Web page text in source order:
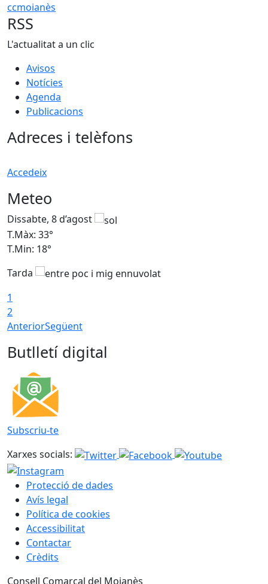
ccmoianès
RSS
L'actualitat a un clic
Avisos
Notícies
Agenda
Publicacions
Adreces i telèfons
Accedeix
Meteo
Dissabte, 8 d’agost
T.Màx: 33°
T.Min: 18°
Tarda
1
2
AnteriorSegüent
Butlletí digital
Subscriu-te
Xarxes socials:
Protecció de dades
Avís legal
Política de cookies
Accessibilitat
Contactar
Crèdits
Consell Comarcal del Moianès